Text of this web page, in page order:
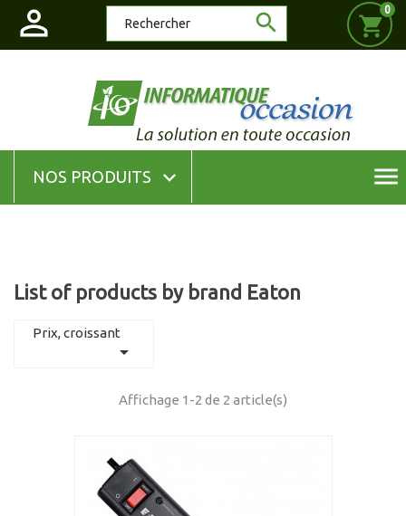
  shopping_cart
0
NOS PRODUITS  menu
List of products by brand Eaton
Prix, croissant

Affichage 1-2 de 2 article(s)